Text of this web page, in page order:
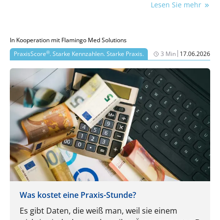
Lesen Sie mehr
In Kooperation mit Flamingo Med Solutions
PraxisScore®. Starke Kennzahlen. Starke Praxis. 3 Min| 17.06.2026
Was kostet eine Praxis-Stunde?
Es gibt Daten, die weiß man, weil sie einem